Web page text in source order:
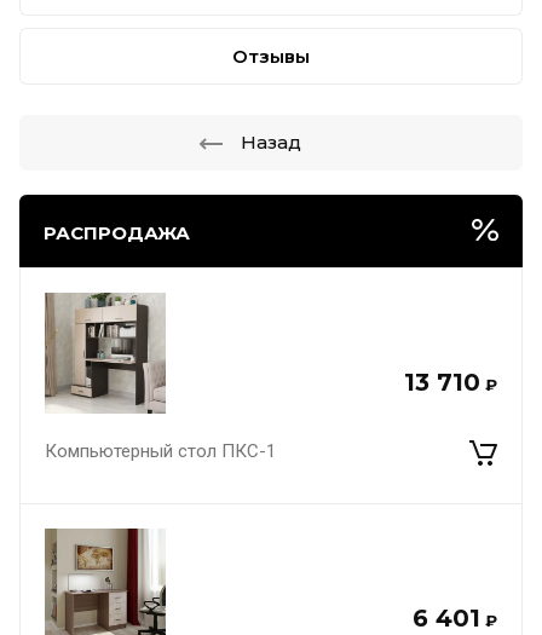
РАСПРОДАЖА
13 710 ₽
Компьютерный стол ПКС-1
6 401 ₽
Отзывы
Назад